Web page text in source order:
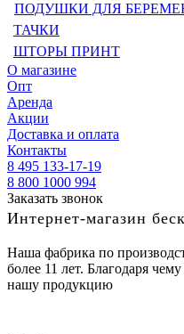
ПОДУШКИ ДЛЯ
ТАЧКИ
ШТОРЫ ПРИНТ
О магазине
Опт
Аренда
Акции
Доставка и оплата
Контакты
8 495 133-17-19
8 800 1000 994
Заказать звонок
Интернет-магазин
Наша фабрика по
более 11 лет. Благодаря
нашу продукцию